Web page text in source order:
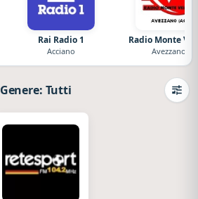
Rai Radio 1
Acciano
Radio Monte
Avezzano
Genere: Tutti